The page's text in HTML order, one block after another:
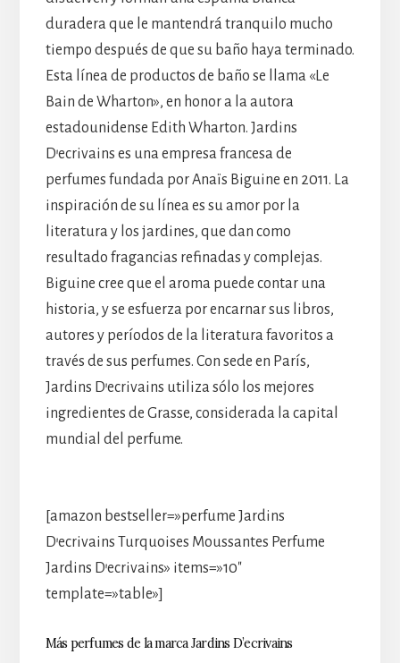
duradera que le mantendrá tranquilo mucho
tiempo después de que su baño haya terminado.
Esta línea de productos de baño se llama «Le
Bain de Wharton», en honor a la autora
estadounidense Edith Wharton. Jardins
D’ecrivains es una empresa francesa de
perfumes fundada por Anaïs Biguine en 2011. La
inspiración de su línea es su amor por la
literatura y los jardines, que dan como
resultado fragancias refinadas y complejas.
Biguine cree que el aroma puede contar una
historia, y se esfuerza por encarnar sus libros,
autores y períodos de la literatura favoritos a
través de sus perfumes. Con sede en París,
Jardins D’ecrivains utiliza sólo los mejores
ingredientes de Grasse, considerada la capital
mundial del perfume.
[amazon bestseller=»perfume Jardins
D’ecrivains Turquoises Moussantes Perfume
Jardins D’ecrivains» items=»10″
template=»table»]
Más perfumes de la marca Jardins D’ecrivains